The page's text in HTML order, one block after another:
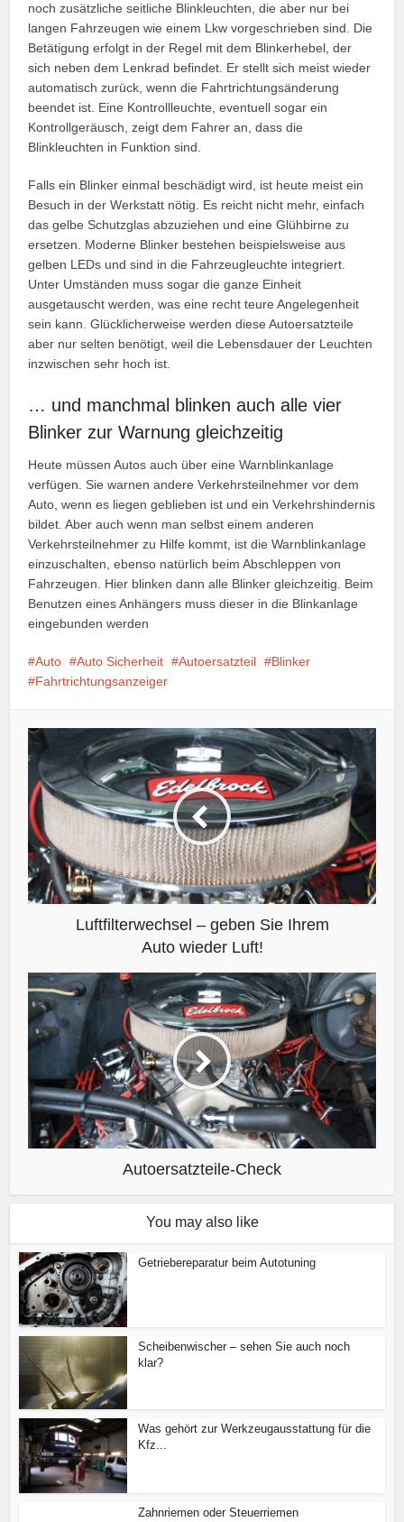
noch zusätzliche seitliche Blinkleuchten, die aber nur bei
langen Fahrzeugen wie einem Lkw vorgeschrieben sind. Die
Betätigung erfolgt in der Regel mit dem Blinkerhebel, der
sich neben dem Lenkrad befindet. Er stellt sich meist wieder
automatisch zurück, wenn die Fahrtrichtungsänderung
beendet ist. Eine Kontrollleuchte, eventuell sogar ein
Kontrollgeräusch, zeigt dem Fahrer an, dass die
Blinkleuchten in Funktion sind.
Falls ein Blinker einmal beschädigt wird, ist heute meist ein
Besuch in der Werkstatt nötig. Es reicht nicht mehr, einfach
das gelbe Schutzglas abzuziehen und eine Glühbirne zu
ersetzen. Moderne Blinker bestehen beispielsweise aus
gelben LEDs und sind in die Fahrzeugleuchte integriert.
Unter Umständen muss sogar die ganze Einheit
ausgetauscht werden, was eine recht teure Angelegenheit
sein kann. Glücklicherweise werden diese Autoersatzteile
aber nur selten benötigt, weil die Lebensdauer der Leuchten
inzwischen sehr hoch ist.
… und manchmal blinken auch alle vier
Blinker zur Warnung gleichzeitig
Heute müssen Autos auch über eine Warnblinkanlage
verfügen. Sie warnen andere Verkehrsteilnehmer vor dem
Auto, wenn es liegen geblieben ist und ein Verkehrshindernis
bildet. Aber auch wenn man selbst einem anderen
Verkehrsteilnehmer zu Hilfe kommt, ist die Warnblinkanlage
einzuschalten, ebenso natürlich beim Abschleppen von
Fahrzeugen. Hier blinken dann alle Blinker gleichzeitig. Beim
Benutzen eines Anhängers muss dieser in die Blinkanlage
eingebunden werden
Auto Auto Sicherheit Autoersatzteil
Blinker
Fahrtrichtungsanzeiger
Luftfilterwechsel – geben Sie Ihrem
Auto wieder Luft!
Autoersatzteile-Check
You may also like
Getriebereparatur beim Autotuning
Scheibenwischer – sehen Sie auch noch
klar?
Was gehört zur Werkzeugausstattung für die
Kfz...
Zahnriemen oder Steuerriemen